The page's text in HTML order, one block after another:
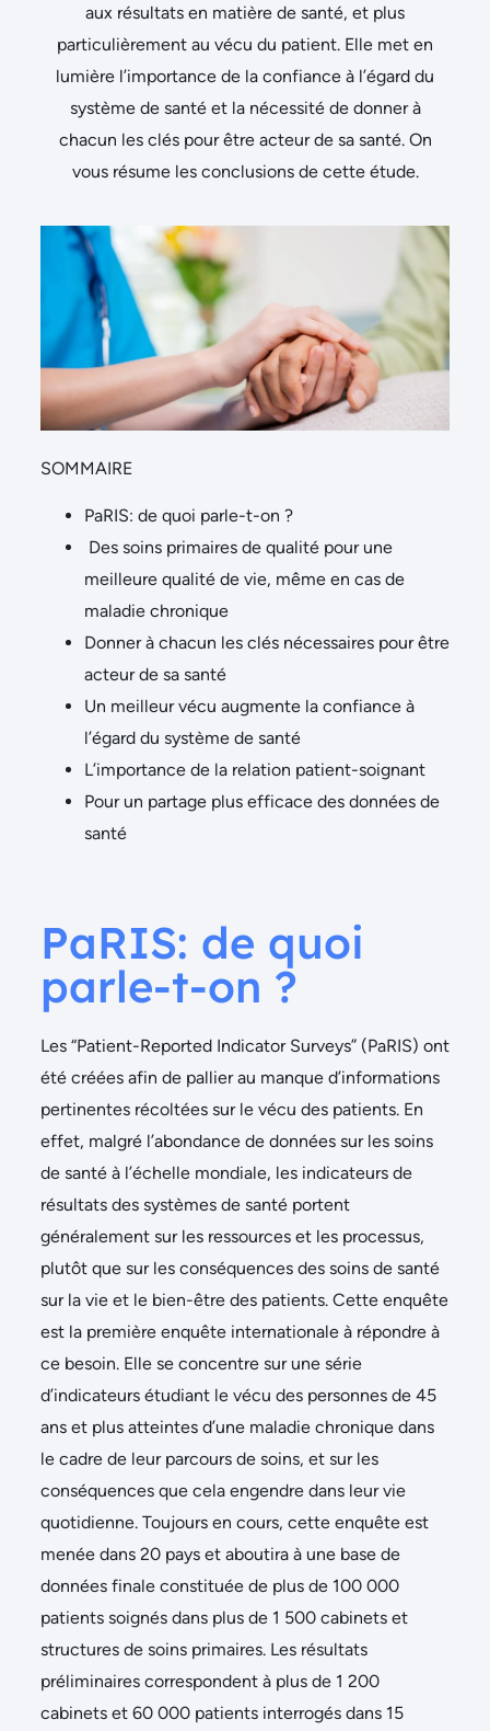
aux résultats en matière de santé, et plus
particulièrement au vécu du patient. Elle met en
lumière l’importance de la confiance à l’égard du
système de santé et la nécessité de donner à
chacun les clés pour être acteur de sa santé. On
vous résume les conclusions de cette étude.
SOMMAIRE
PaRIS: de quoi parle-t-on ?
Des soins primaires de qualité pour une
meilleure qualité de vie, même en cas de
maladie chronique
Donner à chacun les clés nécessaires pour être
acteur de sa santé
Un meilleur vécu augmente la confiance à
l’égard du système de santé
L’importance de la relation patient-soignant
Pour un partage plus efficace des données de
santé
PaRIS: de quoi
parle-t-on ?
Les “Patient-Reported Indicator Surveys” (PaRIS) ont
été créées afin de pallier au manque d’informations
pertinentes récoltées sur le vécu des patients. En
effet, malgré l’abondance de données sur les soins
de santé à l’échelle mondiale, les indicateurs de
résultats des systèmes de santé portent
généralement sur les ressources et les processus,
plutôt que sur les conséquences des soins de santé
sur la vie et le bien-être des patients. Cette enquête
est la première enquête internationale à répondre à
ce besoin. Elle se concentre sur une série
d’indicateurs étudiant le vécu des personnes de 45
ans et plus atteintes d’une maladie chronique dans
le cadre de leur parcours de soins, et sur les
conséquences que cela engendre dans leur vie
quotidienne. Toujours en cours, cette enquête est
menée dans 20 pays et aboutira à une base de
données finale constituée de plus de 100 000
patients soignés dans plus de 1 500 cabinets et
structures de soins primaires. Les résultats
préliminaires correspondent à plus de 1 200
cabinets et 60 000 patients interrogés dans 15